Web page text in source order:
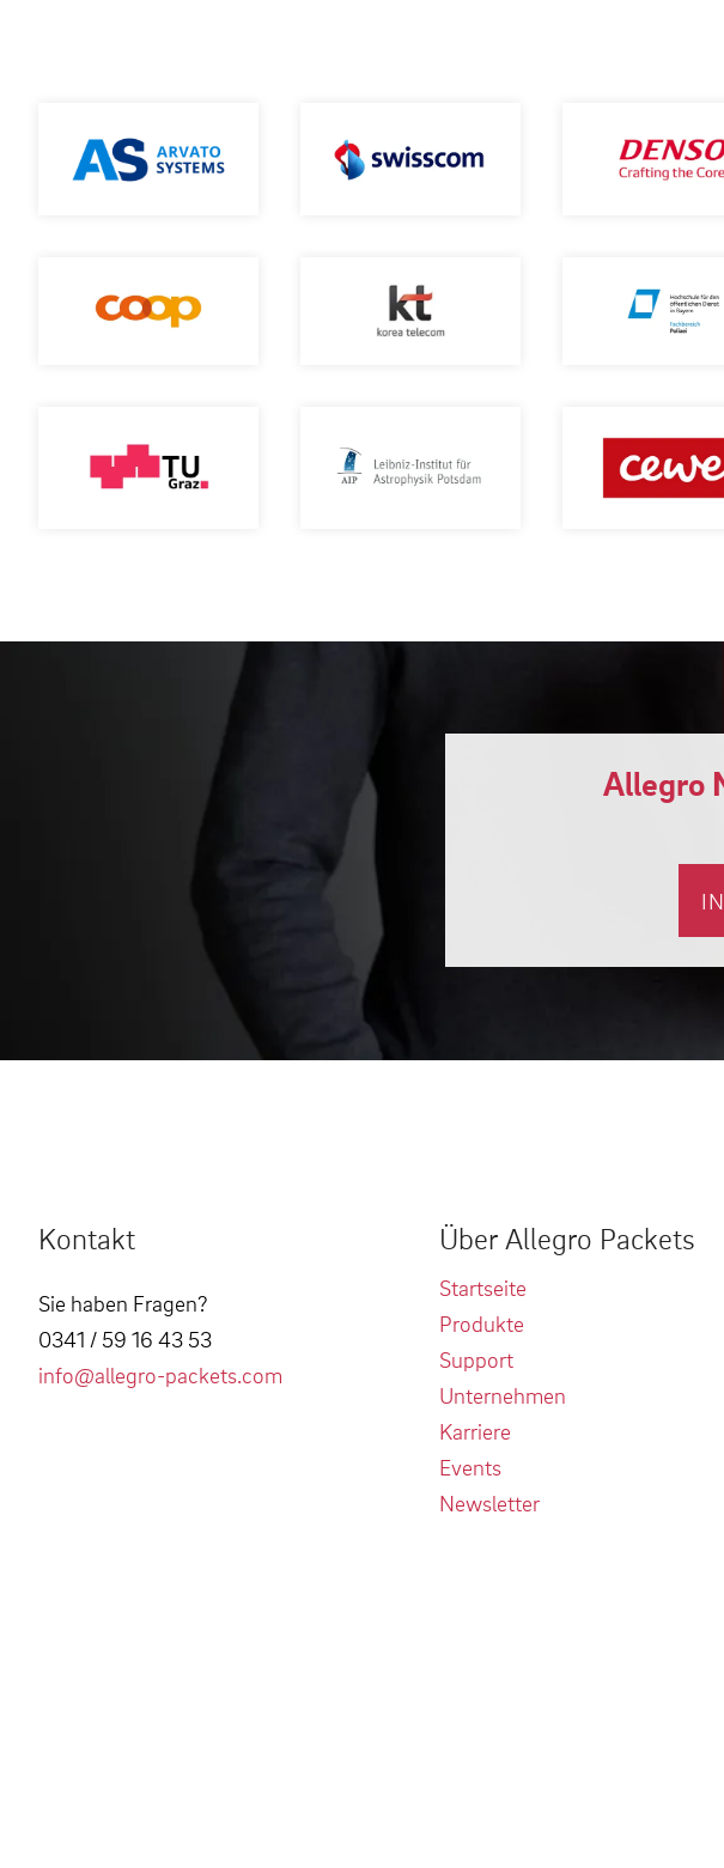
Allegro
Kontakt
Sie haben Fragen?
0341 / 59 16 43 53
info@allegro-packets.com
Über Allegro Packets
Startseite
Produkte
Support
Unternehmen
Karriere
Events
Newsletter